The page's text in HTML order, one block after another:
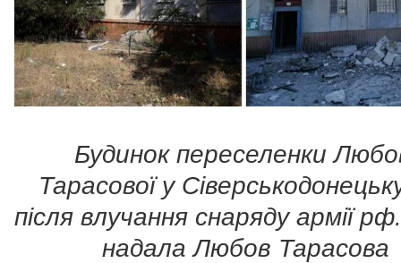
Будинок переселенки
Тарасової у
після влучання снаряду армії
надала Любов Тарасова